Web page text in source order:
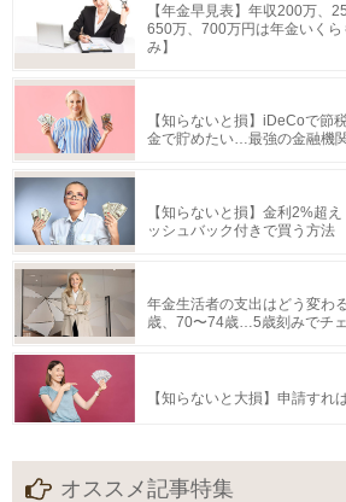
【年金早見表】年収200万、
650万、700万円は年金いく
み】
【知らないと損】iDeCoで節
金で貯めたい…最強の金融機
【知らないと損】金利2%超
ッシュバック付きで買う方法
年金生活者の支出はどう変わ
歳、70〜74歳…5歳刻みでチ
【知らないと大損】申請すれ
オススメ記事特集